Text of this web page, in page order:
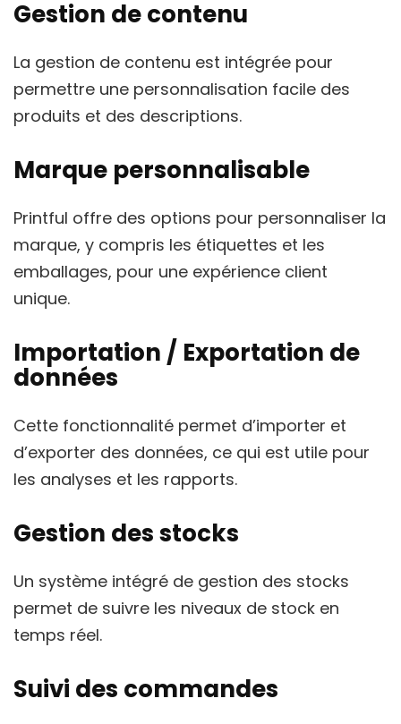
Gestion de contenu
La gestion de contenu est intégrée pour
permettre une personnalisation facile des
produits et des descriptions.
Marque personnalisable
Printful offre des options pour personnaliser la
marque, y compris les étiquettes et les
emballages, pour une expérience client
unique.
Importation / Exportation de
données
Cette fonctionnalité permet d’importer et
d’exporter des données, ce qui est utile pour
les analyses et les rapports.
Gestion des stocks
Un système intégré de gestion des stocks
permet de suivre les niveaux de stock en
temps réel.
Suivi des commandes